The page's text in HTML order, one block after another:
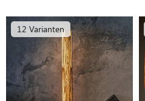
12 Varianten